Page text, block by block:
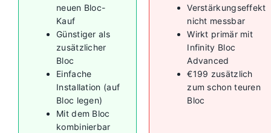
neuen Bloc-
Kauf
Günstiger als
zusätzlicher
Bloc
Einfache
Installation (auf
Bloc legen)
Mit dem Bloc
kombinierbar
Verstärkungseffekt
nicht messbar
Wirkt primär mit
Infinity Bloc
Advanced
€199 zusätzlich
zum schon teuren
Bloc